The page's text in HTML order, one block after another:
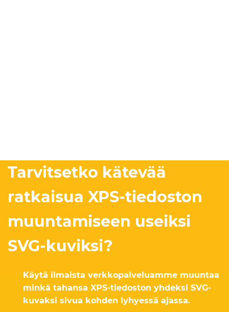
Tarvitsetko kätevää
ratkaisua XPS-tiedoston
muuntamiseen useiksi
SVG-kuviksi?
Käytä ilmaista verkkopalveluamme muuntaa
minkä tahansa XPS-tiedoston yhdeksi SVG-
kuvaksi sivua kohden lyhyessä ajassa.